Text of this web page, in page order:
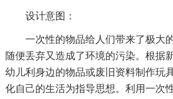
设计意图：
一次性的物品给人们带来了极大
随便丢弃又造成了环境的污染。根据
幼儿利身边的物品或废旧资料制作玩
化自己的生活为指导思想。利用一次